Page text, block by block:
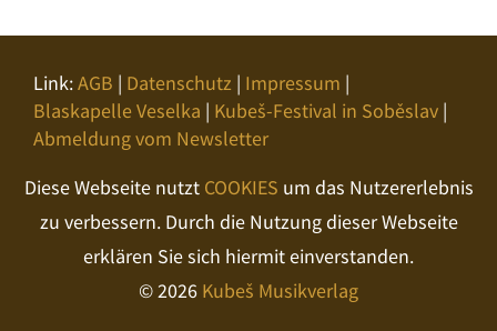
Link:AGB | Datenschutz | Impressum |
Blaskapelle Veselka | Kubeš-Festival in Soběslav |
Abmeldung vom Newsletter
Diese Webseite nutzt COOKIES um das Nutzererlebnis
zu verbessern. Durch die Nutzung dieser Webseite
erklären Sie sich hiermit einverstanden.
© 2026 Kubeš Musikverlag